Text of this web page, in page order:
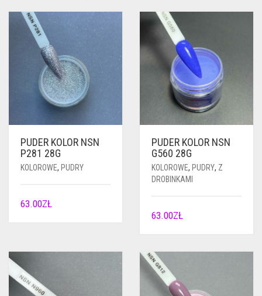
PUDER KOLOR NSN
P281 28G
KOLOROWE, PUDRY
63.00ZŁ
PUDER KOLOR NSN
G560 28G
KOLOROWE, PUDRY, Z
DROBINKAMI
63.00ZŁ